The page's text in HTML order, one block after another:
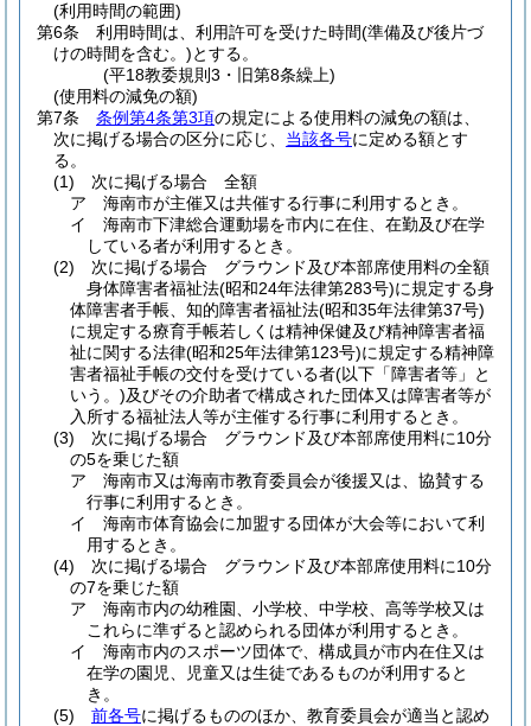
(利用時間の範囲)
第6条
利用時間は、利用許可を受けた時間(準備及び後片づ
けの時間を含む。)とする。
(平18教委規則3・旧第8条繰上)
(使用料の減免の額)
第7条
条例第4条第3項の規定による使用料の減免の額は、
次に掲げる場合の区分に応じ、 当該各号に定める額とす
る。
(1)
次に掲げる場合 全額
ア
海南市が主催又は共催する行事に利用するとき。
イ
海南市下津総合運動場を市内に在住、在勤及び在学
している者が利用するとき。
(2)
次に掲げる場合 グラウンド及び本部席使用料の全額
身体障害者福祉法(昭和24年法律第283号)に規定する身
体障害者手帳、知的障害者福祉法(昭和35年法律第37号)
に規定する療育手帳若しくは精神保健及び精神障害者福
祉に関する法律(昭和25年法律第123号)に規定する精神障
害者福祉手帳の交付を受けている者(以下「障害者等」と
いう。)及びその介助者で構成された団体又は障害者等が
入所する福祉法人等が主催する行事に利用するとき。
(3)
次に掲げる場合 グラウンド及び本部席使用料に10分
の5を乗じた額
ア
海南市又は海南市教育委員会が後援又は、協賛する
行事に利用するとき。
イ
海南市体育協会に加盟する団体が大会等において利
用するとき。
(4)
次に掲げる場合 グラウンド及び本部席使用料に10分
の7を乗じた額
ア
海南市内の幼稚園、小学校、中学校、高等学校又は
これらに準ずると認められる団体が利用するとき。
イ
海南市内のスポーツ団体で、構成員が市内在住又は
在学の園児、児童又は生徒であるものが利用すると
き。
(5)
前各号に掲げるもののほか、教育委員会が適当と認め